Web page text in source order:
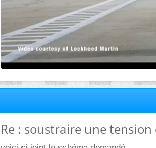
Re : soustraire une